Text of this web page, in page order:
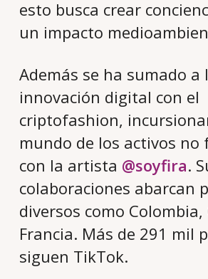
esto busca crear
un impacto
Además se ha sumado a
innovación digital con el
criptofashion,
mundo de los activos no
con la artista @soyfira.
colaboraciones abarcan
diversos como
Francia. Más de 291 mil
siguen TikTok.